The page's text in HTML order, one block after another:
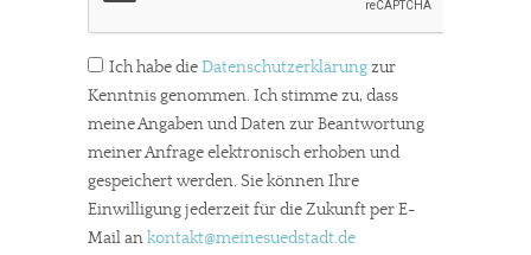
In eigener Sache
Ich habe dieDatenschutzerklärungzur
Kenntnis genommen. Ich stimme zu, dass
meine Angaben und Daten zur Beantwortung
meiner Anfrage elektronisch erhoben und
gespeichert werden. Sie können Ihre
Einwilligung jederzeit für die Zukunft per E-
Mail ankontakt@meinesuedstadt.de